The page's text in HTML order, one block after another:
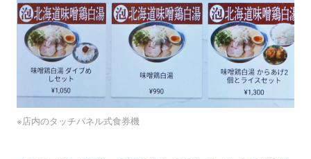
※店内のタッチパネル式食券機